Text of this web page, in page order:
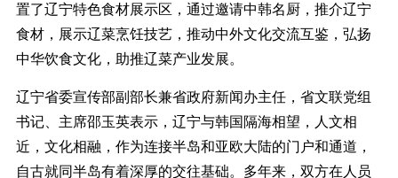
置了辽宁特色食材展示区，通过邀请中韩名厨，推介辽宁
食材，展示辽菜烹饪技艺，推动中外文化交流互鉴，弘扬
中华饮食文化，助推辽菜产业发展。
辽宁省委宣传部副部长兼省政府新闻办主任，省文联党组
书记、主席邵玉英表示，辽宁与韩国隔海相望，人文相
近，文化相融，作为连接半岛和亚欧大陆的门户和通道，
自古就同半岛有着深厚的交往基础。多年来，双方在人员